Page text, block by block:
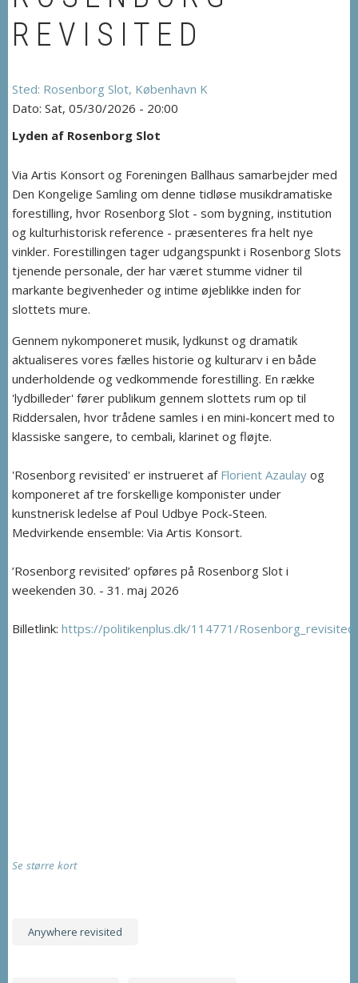
REVISITED
Rosenborg Slot, København K
Sat, 05/30/2026 - 20:00
Lyden af Rosenborg Slot
Via Artis Konsort og Foreningen Ballhaus samarbejder med
Den Kongelige Samling om denne tidløse musikdramatiske
forestilling, hvor Rosenborg Slot - som bygning, institution
og kulturhistorisk reference - præsenteres fra helt nye
vinkler. Forestillingen tager udgangspunkt i Rosenborg Slots
tjenende personale, der har været stumme vidner til
markante begivenheder og intime øjeblikke inden for
slottets mure.
Gennem nykomponeret musik, lydkunst og dramatik
aktualiseres vores fælles historie og kulturarv i en både
underholdende og vedkommende forestilling. En række
'lydbilleder' fører publikum gennem slottets rum op til
Riddersalen, hvor trådene samles i en mini-koncert med to
klassiske sangere, to cembali, klarinet og fløjte.
'Rosenborg revisited' er instrueret af Florient Azaulay og
komponeret af tre forskellige komponister under
kunstnerisk ledelse af Poul Udbye Pock-Steen.
Medvirkende ensemble: Via Artis Konsort.
’Rosenborg revisited’ opføres på Rosenborg Slot i
weekenden 30. - 31. maj 2026
Billetlink: https://politikenplus.dk/114771/Rosenborg_revisited
Se større kort
Anywhere revisited